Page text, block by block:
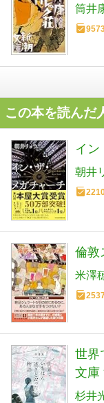
筒井
この本を読んだ
イン
朝井
倫敦
米澤
世界
文庫
杉井